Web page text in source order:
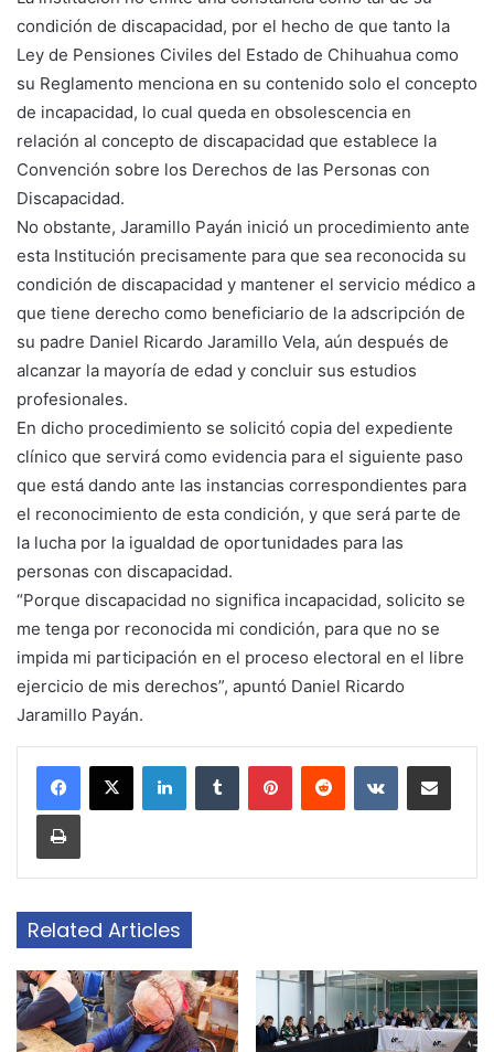
condición de discapacidad, por el hecho de que tanto la
Ley de Pensiones Civiles del Estado de Chihuahua como
su Reglamento menciona en su contenido solo el concepto
de incapacidad, lo cual queda en obsolescencia en
relación al concepto de discapacidad que establece la
Convención sobre los Derechos de las Personas con
Discapacidad.
No obstante, Jaramillo Payán inició un procedimiento ante
esta Institución precisamente para que sea reconocida su
condición de discapacidad y mantener el servicio médico a
que tiene derecho como beneficiario de la adscripción de
su padre Daniel Ricardo Jaramillo Vela, aún después de
alcanzar la mayoría de edad y concluir sus estudios
profesionales.
En dicho procedimiento se solicitó copia del expediente
clínico que servirá como evidencia para el siguiente paso
que está dando ante las instancias correspondientes para
el reconocimiento de esta condición, y que será parte de
la lucha por la igualdad de oportunidades para las
personas con discapacidad.
“Porque discapacidad no significa incapacidad, solicito se
me tenga por reconocida mi condición, para que no se
impida mi participación en el proceso electoral en el libre
ejercicio de mis derechos”, apuntó Daniel Ricardo
Jaramillo Payán.
LinkedInTumblr PinterestReddit VKontakteShare via Email
Print
Related Articles